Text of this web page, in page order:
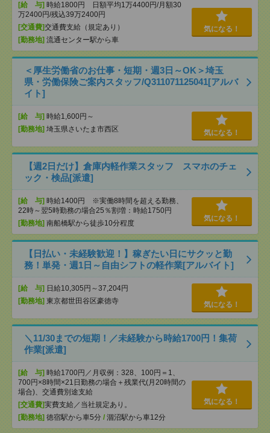
[給 与] 時給1800円 日額平均1万4400円/月額30
万2400円/残込39万2400円
[交通費]交通費支給（規定あり）
[勤務地] 流通センター駅から車
気になる！
＜厚生労働省のお仕事・短期・週3日～OK＞埼玉
県・労働保険ご案内スタッフ/Q311071125041[アルバ
イト]
[給 与] 時給1,600円～
[勤務地] 埼玉県さいたま市西区 気になる！
【週2日だけ】倉庫内軽作業スタッフ スマホのチェ
ック・検品[派遣]
[給 与] 時給1400円 ※実働8時間を超える勤務、
22時～翌5時勤務の場合25％割増：時給1750円
[勤務地] 南船橋駅から徒歩10分程度
気になる！
【日払い・未経験歓迎！】稼ぎたい日にサクッと勤
務！単発・週1日～自由シフトの軽作業[アルバイト]
[給 与] 日給10,305円～37,204円
[勤務地] 東京都世田谷区豪徳寺 気になる！
＼11/30までの短期！／未経験から時給1700円！集荷
作業[派遣]
[給 与] 時給1700円／月収例：328、100円＝1、
700円×8時間×21日勤務の場合＋残業代(月20時間の
場合)、交通費別途支給
[交通費]実費支給／当社規定あり。
[勤務地] 徳宿駅から車5分 / 涸沼駅から車12分
気になる！